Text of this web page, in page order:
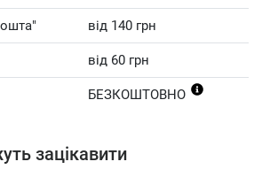
від 140 грн
від 60 грн
БЕЗКОШТОВНО
зацікавити